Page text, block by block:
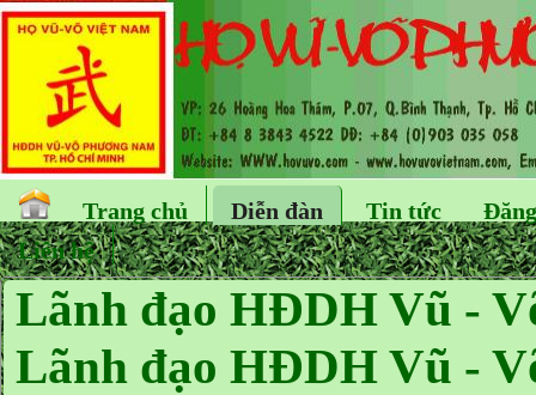
Trang chủ Diễn đàn Tin tức
Liên hệ
Lãnh đạo HĐDH Vũ -
Lãnh đạo HĐDH Vũ -